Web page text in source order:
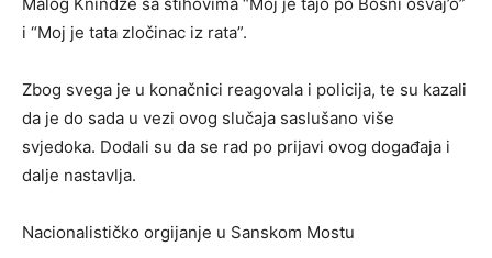
i “Moj je tata zločinac iz rata”.
Zbog svega je u konačnici reagovala i policija, te su kazali
da je do sada u vezi ovog slučaja saslušano više
svjedoka. Dodali su da se rad po prijavi ovog događaja i
dalje nastavlja.
Nacionalističko orgijanje u Sanskom Mostu